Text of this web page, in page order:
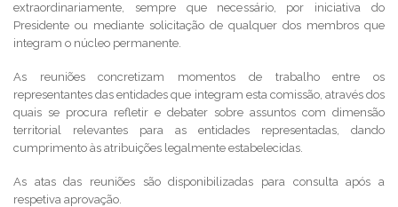
extraordinariamente, sempre que necessário, por iniciativa do
Presidente ou mediante solicitação de qualquer dos membros que
integram o núcleo permanente.
As reuniões concretizam momentos de trabalho entre os
representantes das entidades que integram esta comissão, através dos
quais se procura refletir e debater sobre assuntos com dimensão
territorial relevantes para as entidades representadas, dando
cumprimento às atribuições legalmente estabelecidas.
As atas das reuniões são disponibilizadas para consulta após a
respetiva aprovação.